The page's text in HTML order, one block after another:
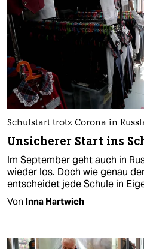
Schulstart trotz Corona in
Unsicherer Start ins
Im September geht auch in
wieder los. Doch wie genau
entscheidet jede Schule in
Von Inna Hartwich